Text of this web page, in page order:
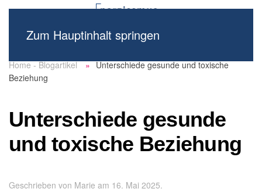
Zum Hauptinhalt springen
Home - Blogartikel
Unterschiede gesunde und toxische
Beziehung
Unterschiede gesunde
und toxische Beziehung
Geschrieben von Marie am 16. Mai 2025.